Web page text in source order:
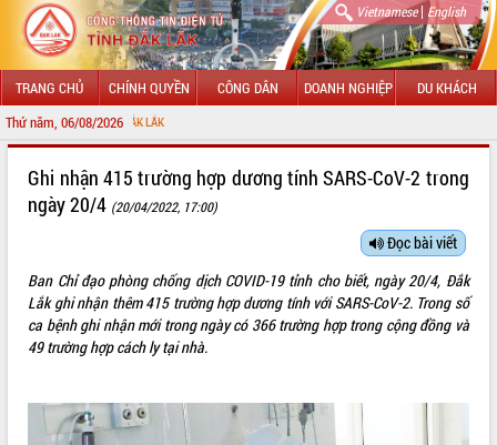
Vietnamese| English
TRANG CHỦ CHÍNH QUYỀN CÔNG DÂN DOANH NGHIỆP DU KHÁCH
Thứ năm, 06/08/2026
LÃNH ĐẠO UBND TỈNH
SỞ, BAN, NGÀNH
UBND CÁC XÃ, PHƯỜNG
HỆ THỐNG VĂN BẢN
Ghi nhận 415 trường hợp dương tính SARS-CoV-2 trong
ngày 20/4 (20/04/2022, 17:00)
Đọc bài viết
Ban Chỉ đạo phòng chống dịch COVID-19 tỉnh cho biết, ngày 20/4, Đắk
Lắk ghi nhận thêm 415 trường hợp dương tính với SARS-CoV-2. Trong số
ca bệnh ghi nhận mới trong ngày có 366 trường hợp trong cộng đồng và
49 trường hợp cách ly tại nhà.